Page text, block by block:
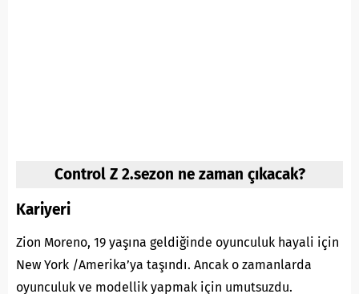
Control Z 2.sezon ne zaman çıkacak?
Kariyeri
Zion Moreno, 19 yaşına geldiğinde oyunculuk hayali için
New York /Amerika’ya taşındı. Ancak o zamanlarda
oyunculuk ve modellik yapmak için umutsuzdu.